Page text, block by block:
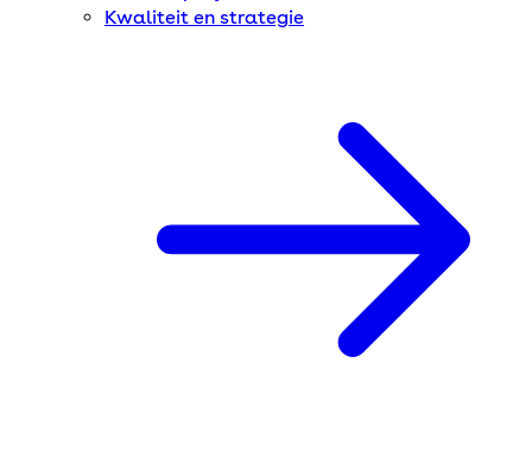
Kwaliteit en strategie